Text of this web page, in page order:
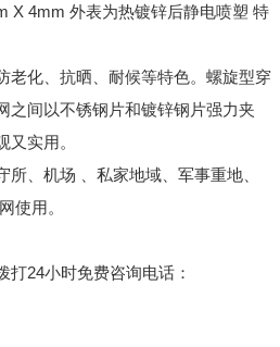
4mm 外表为热镀锌后静电喷塑 特
化、抗晒、耐候等特色。螺旋型穿
之间以不锈钢片和镀锌钢片强力夹
实用。
、机场 、私家地域、军事重地、
使用。
打24小时免费咨询电话：